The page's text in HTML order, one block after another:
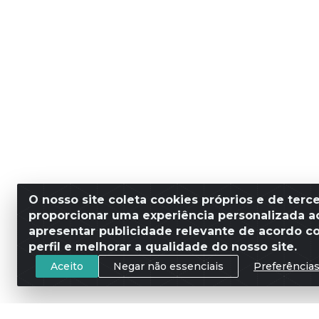
O nosso site coleta cookies próprios e de
proporcionar uma experiência personalizada
apresentar publicidade relevante de acordo
perfil e melhorar a qualidade do nosso site.
Aceito Negar não essenciais